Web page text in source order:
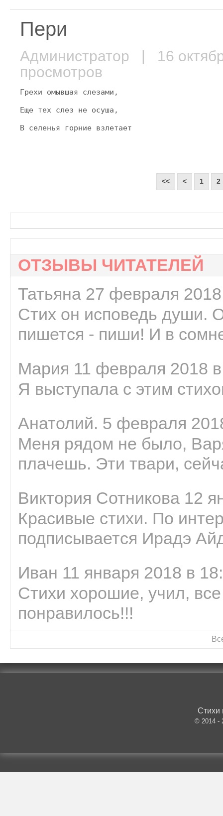
Пери
Администратор | 16
просмотров
Грехи омывшая слезами,
Еще тех слез не осуша,
В селенья горние взлетает
<< < 1 2
ОТЗЫВЫ ЧИТАТЕЛЕЙ
Татьяна 27 февраля
Стих он исповедь души.
пишется - пиши! И в
Мария 11 февраля 2018
Я выступала с этим
Анатолий. 5 февраля
Меня рядом не было,
плачешь. Эти твари,
Виктория Сотникова 12
Красивые стихи. По
подписывается Ирадэ
Иван 11 января 2018 в
Стихи хорошие, учил,
понравилось!!!
Стихи
© 2014 -